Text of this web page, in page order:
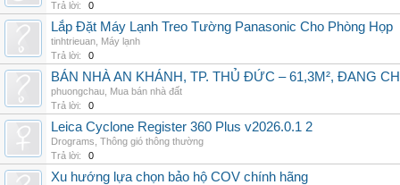
Trả lời:
0
Lắp Đặt Máy Lạnh Treo Tường Panasonic Cho Phòng Họp
tinhtrieuan Máy lạnh
Trả lời:
0
BÁN NHÀ AN KHÁNH, TP. THỦ ĐỨC – 61,3M², ĐANG
phuongchau Mua bán nhà đất
Trả lời:
0
Leica Cyclone Register 360 Plus v2026.0.1 2
Drograms Thông gió thông thường
Trả lời:
0
Xu hướng lựa chọn bảo hộ COV chính hãng